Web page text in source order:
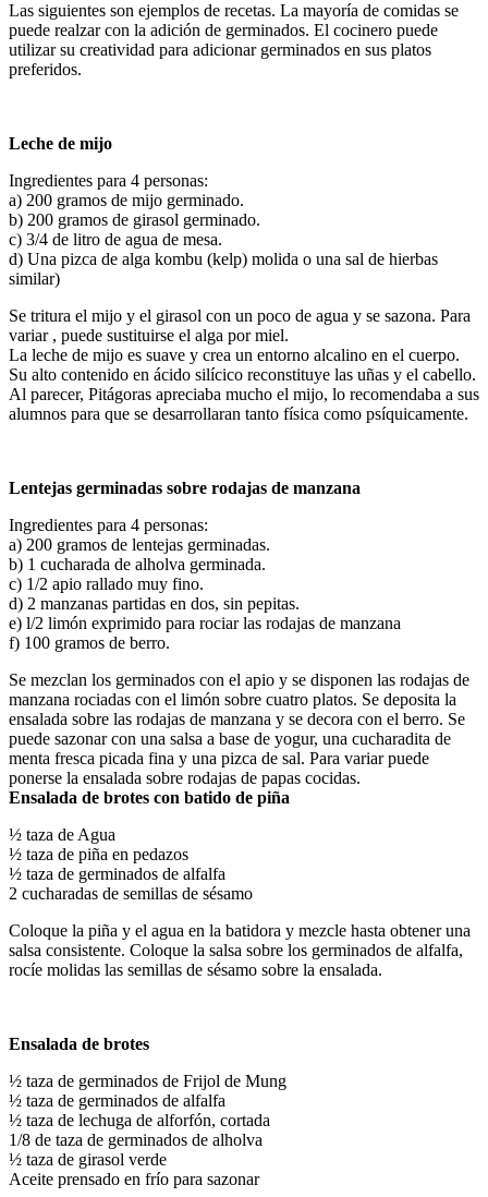
Las siguientes son ejemplos de recetas. La mayoría de comidas se
puede realzar con la adición de germinados. El cocinero puede
utilizar su creatividad para adicionar germinados en sus platos
preferidos.
Leche de mijo
Ingredientes para 4 personas:
a) 200 gramos de mijo germinado.
b) 200 gramos de girasol germinado.
c) 3/4 de litro de agua de mesa.
d) Una pizca de alga kombu (kelp) molida o una sal de hierbas
similar)
Se tritura el mijo y el girasol con un poco de agua y se sazona. Para
variar , puede sustituirse el alga por miel.
La leche de mijo es suave y crea un entorno alcalino en el cuerpo.
Su alto contenido en ácido silícico reconstituye las uñas y el cabello.
Al parecer, Pitágoras apreciaba mucho el mijo, lo recomendaba a sus
alumnos para que se desarrollaran tanto física como psíquicamente.
Lentejas germinadas sobre rodajas de manzana
Ingredientes para 4 personas:
a) 200 gramos de lentejas germinadas.
b) 1 cucharada de alholva germinada.
c) 1/2 apio rallado muy fino.
d) 2 manzanas partidas en dos, sin pepitas.
e) l/2 limón exprimido para rociar las rodajas de manzana
f) 100 gramos de berro.
Se mezclan los germinados con el apio y se disponen las rodajas de
manzana rociadas con el limón sobre cuatro platos. Se deposita la
ensalada sobre las rodajas de manzana y se decora con el berro. Se
puede sazonar con una salsa a base de yogur, una cucharadita de
menta fresca picada fina y una pizca de sal. Para variar puede
ponerse la ensalada sobre rodajas de papas cocidas.
Ensalada de brotes con batido de piña
½ taza de Agua
½ taza de piña en pedazos
½ taza de germinados de alfalfa
2 cucharadas de semillas de sésamo
Coloque la piña y el agua en la batidora y mezcle hasta obtener una
salsa consistente. Coloque la salsa sobre los germinados de alfalfa,
rocíe molidas las semillas de sésamo sobre la ensalada.
Ensalada de brotes
½ taza de germinados de Frijol de Mung
½ taza de germinados de alfalfa
½ taza de lechuga de alforfón, cortada
1/8 de taza de germinados de alholva
½ taza de girasol verde
Aceite prensado en frío para sazonar